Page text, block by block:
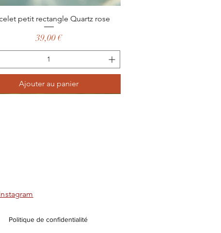
Aperçu rapide
petit rectangle Quartz rose
Prix
39,00 €
Ajouter au panier
Politique de confidentialité